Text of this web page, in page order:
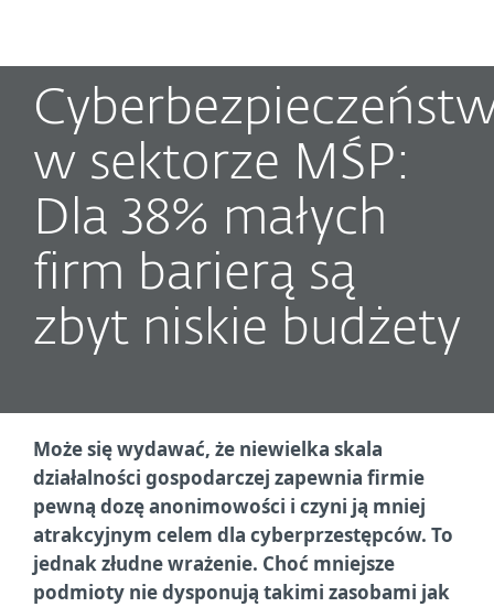
w sektorze MŚP:
Dla 38% małych
firm barierą są
zbyt niskie budżety
Może się wydawać, że niewielka skala
działalności gospodarczej zapewnia firmie
pewną dozę anonimowości i czyni ją mniej
atrakcyjnym celem dla cyberprzestępców. To
jednak złudne wrażenie. Choć mniejsze
podmioty nie dysponują takimi zasobami jak